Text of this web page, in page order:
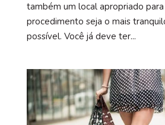
também um local apropriado
procedimento seja o mais
possível. Você já deve ter...